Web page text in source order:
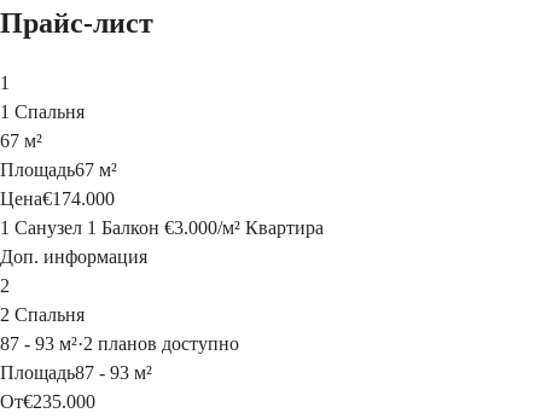
Прайс-лист
1
1 Спальня
67 м²
Площадь67 м²
Цена€174.000
1 Санузел 1 Балкон €3.000/м² Квартира
Доп. информация
2
2 Спальня
87 - 93 м²·2 планов доступно
Площадь87 - 93 м²
От€235.000